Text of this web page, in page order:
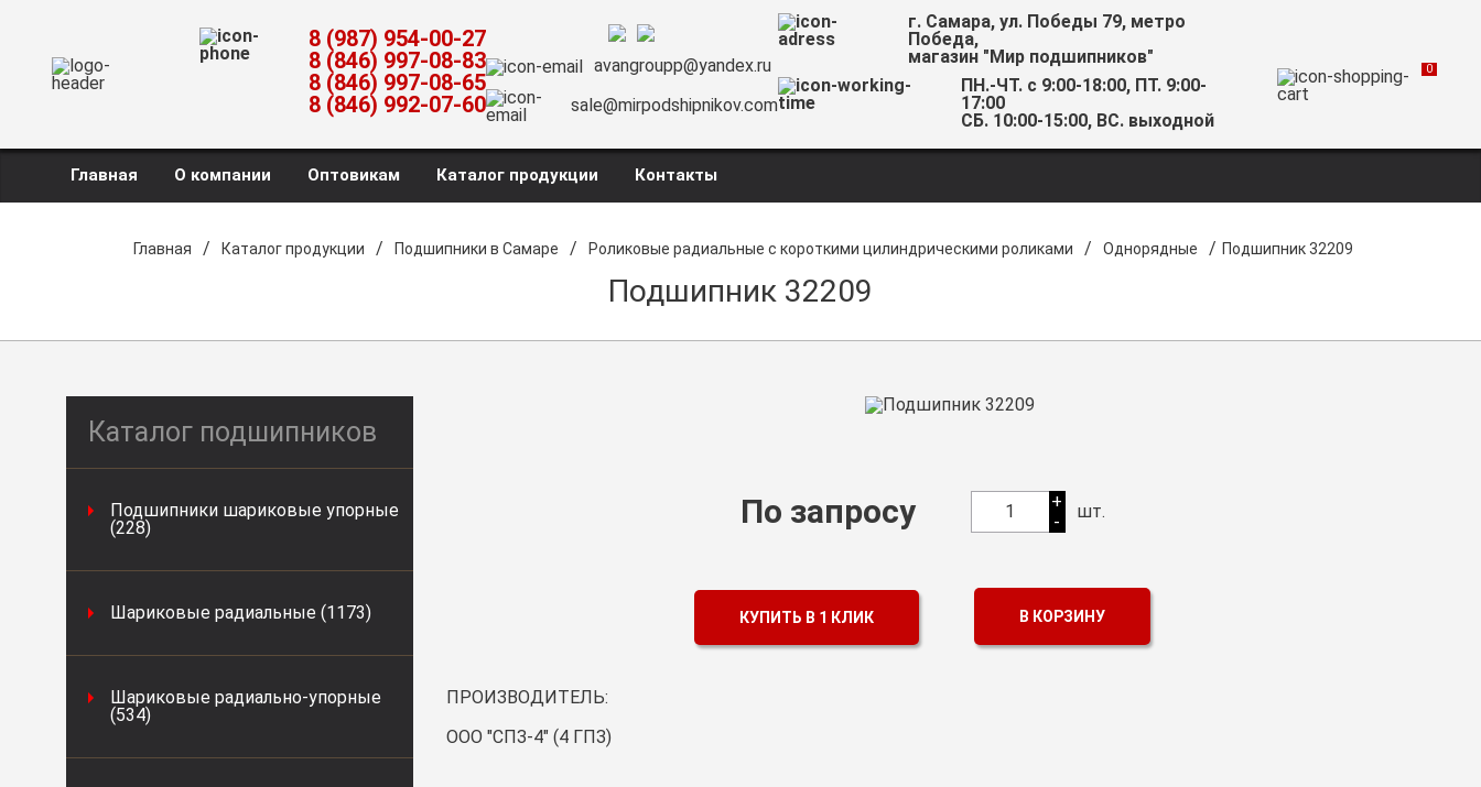
8 (987) 954-00-27
8 (846) 997-08-83
8 (846) 997-08-65
8 (846) 992-07-60
avangroupp@yandex.ru
sale@mirpodshipnikov.com
г. Самара, ул. Победы 79, метро
Победа,
магазин "Мир подшипников"
ПН.-ЧТ. с 9:00-18:00, ПТ. 9:00-
17:00
СБ. 10:00-15:00, ВС. выходной
0
Главная О компании Оптовикам Каталог продукции Контакты
Главная / Каталог продукции / Подшипники в Самаре / Роликовые радиальные с короткими цилиндрическими роликами / Однорядные / Подшипник 32209
Подшипник 32209
Каталог подшипников
Подшипники шариковые упорные
(228)
Шариковые радиальные (1173)
Шариковые радиально-упорные
(534)
По запросу 1
+
-
шт.
КУПИТЬ В 1 КЛИК В КОРЗИНУ
ПРОИЗВОДИТЕЛЬ:
ООО "СПЗ-4" (4 ГПЗ)